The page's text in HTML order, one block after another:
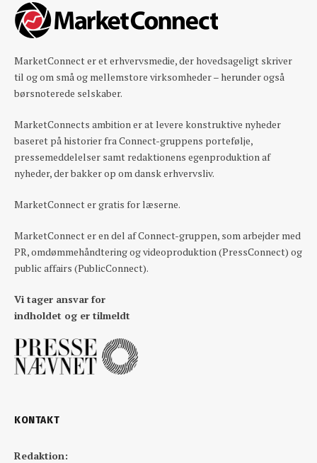
MarketConnect er et erhvervsmedie, der hovedsageligt skriver
til og om små og mellemstore virksomheder – herunder også
børsnoterede selskaber.
MarketConnects ambition er at levere konstruktive nyheder
baseret på historier fra Connect-gruppens portefølje,
pressemeddelelser samt redaktionens egenproduktion af
nyheder, der bakker op om dansk erhvervsliv.
MarketConnect er gratis for læserne.
MarketConnect er en del af Connect-gruppen, som arbejder med
PR, omdømmehåndtering og videoproduktion (PressConnect) og
public affairs (PublicConnect).
Vi tager ansvar for
indholdet og er tilmeldt
KONTAKT
Redaktion: